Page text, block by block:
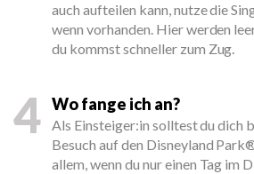
auch aufteilen kann, nutze die
wenn vorhanden. Hier werden
du kommst schneller zum Zug.
4 Wo fange ich an?
Als Einsteiger:in solltest du dich
Besuch auf den Disneyland
allem, wenn du nur einen Tag im